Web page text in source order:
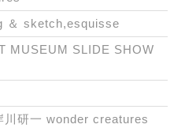
＆ sketch,esquisse
MUSEUM SLIDE SHOW
川研一 wonder creatures